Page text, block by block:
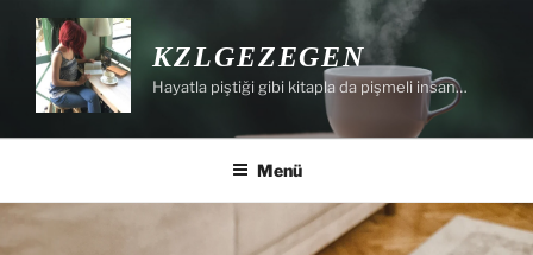
İçeriğe
KZLGEZEGEN
Hayatla piştiği gibi kitapla da pişmeli insan…
Menü